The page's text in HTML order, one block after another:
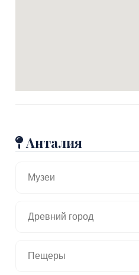
Анталия
Музеи
Древний город
Пещеры